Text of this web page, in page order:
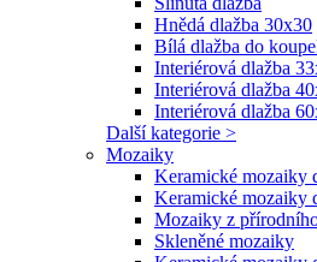
Hnědá dlažba 30x30
Bílá dlažba do
Interiérová dlažba
Interiérová dlažba
Interiérová dlažba
Další kategorie >
Mozaiky
Keramické mozaiky
Keramické mozaiky
Mozaiky z
Skleněné mozaiky